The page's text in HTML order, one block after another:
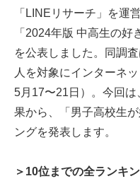
「LINEリサーチ」を運
「2024年版 中高生の好
を公表しました。同調
人を対象にインターネ
5月17〜21日）。今回
果から、「男子高校生
ングを発表します。
＞10位までの全ランキ